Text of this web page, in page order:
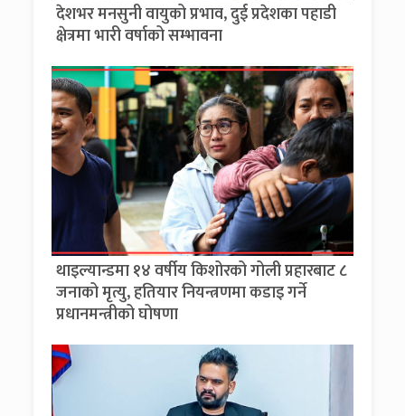
देशभर मनसुनी वायुको प्रभाव, दुई प्रदेशका पहाडी
क्षेत्रमा भारी वर्षाको सम्भावना
थाइल्यान्डमा १४ वर्षीय किशोरको गोली प्रहारबाट ८
जनाको मृत्यु, हतियार नियन्त्रणमा कडाइ गर्ने
प्रधानमन्त्रीको घोषणा